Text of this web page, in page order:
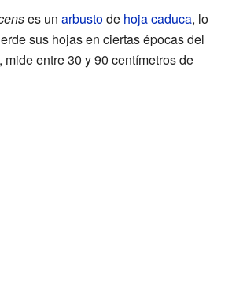
es un arbustode hoja caduca, lo
sus hojas en ciertas épocas del
entre 30 y 90 centímetros de